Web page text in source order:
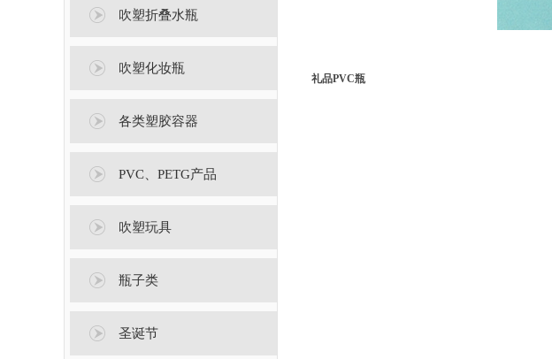
吹塑折叠水瓶
吹塑化妆瓶
各类塑胶容器
PVC、PETG产品
吹塑玩具
瓶子类
圣诞节
礼品PVC瓶